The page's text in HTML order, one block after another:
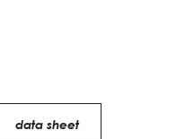
data sheet